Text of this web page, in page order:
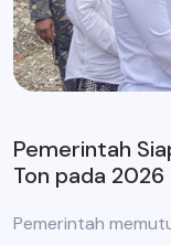
Pemerintah
Ton pada 2026
Pemerintah